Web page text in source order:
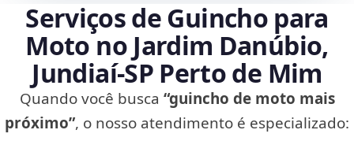
Serviços de Guincho para
Moto no Jardim Danúbio,
Jundiaí‑SP Perto de Mim
Quando você busca “guincho de moto mais
próximo”, o nosso atendimento é especializado: